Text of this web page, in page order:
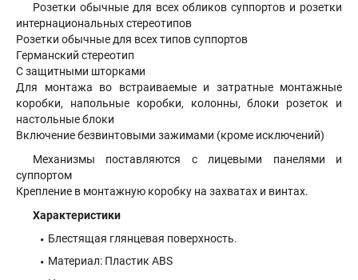
Розетки обычные для всех обликов суппортов и розетки
интернациональных стереотипов
Розетки обычные для всех типов суппортов
Германский стереотип
С защитными шторками
Для монтажа во встраиваемые и затратные монтажные
коробки, напольные коробки, колонны, блоки розеток и
настольные блоки
Включение безвинтовыми зажимами (кроме исключений)
Механизмы поставляются с лицевыми панелями и
суппортом
Крепление в монтажную коробку на захватах и винтах.
Характеристики
Блестящая глянцевая поверхность.
Материал: Пластик АBS